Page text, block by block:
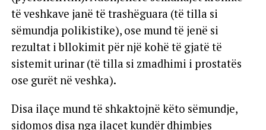
të veshkave janë të trashëguara (të tilla si
sëmundja polikistike), ose mund të jenë si
rezultat i bllokimit për një kohë të gjatë të
sistemit urinar (të tilla si zmadhimi i prostatës
ose gurët në veshka).
Disa ilaçe mund të shkaktojnë këto sëmundje,
sidomos disa nga ilaçet kundër dhimbjes